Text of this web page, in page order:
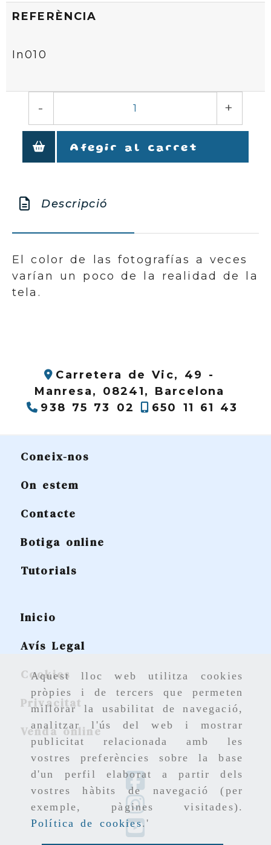
Aquest lloc web utilitza cookies
pròpies i de tercers que permeten
millorar la usabilitat de navegació,
analitzar l'ús del web i mostrar
publicitat relacionada amb les
vostres preferències sobre la base
d'un perfil elaborat a partir dels
vostres hàbits de navegació (per
exemple, pàgines visitades).
Política de cookies.'
REFERÈNCIA
In010
- +
Afegir al carret
Descripció
El color de las fotografías a veces
varían un poco de la realidad de la
tela.
Carretera de Vic, 49 -
Manresa, 08241, Barcelona
938 75 73 02
650 11 61 43
Coneix-nos
On estem
Contacte
Botiga online
Tutorials
Inicio
Avís Legal
Cookies
Privacitat
Venda online